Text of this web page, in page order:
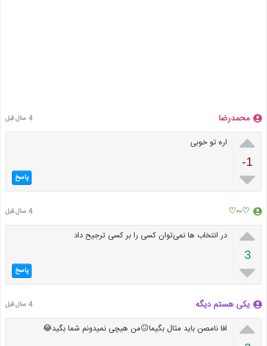
محمدرضا 4 سال قبل

-1

اره تو خوبی
پاسخ
♡~♡ 4 سال قبل

3

در انتخاب ها نمی‌توان کسی را بر کسی ترجیح داد
پاسخ
یکی هستم دیگه 4 سال قبل
 افا نامصن باید مثال بگیما😐من هیچی نمیدونم شما بگید😂